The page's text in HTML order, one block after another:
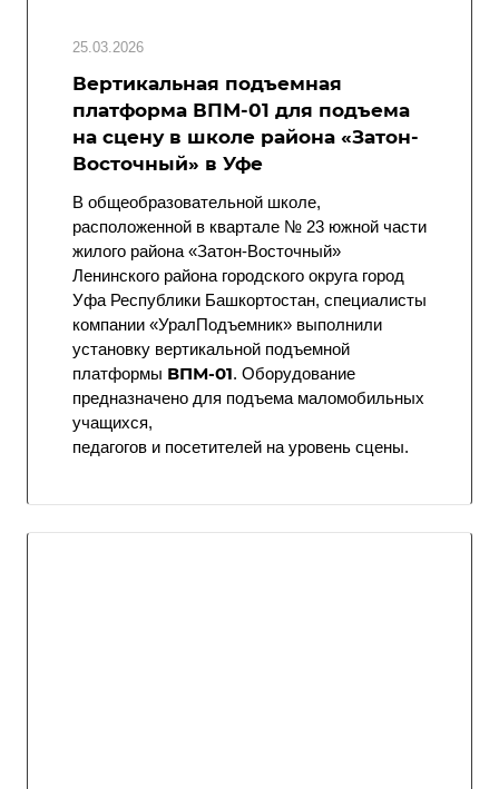
25.03.2026
Вертикальная подъемная
платформа ВПМ-01 для подъема
на сцену в школе района «Затон-
Восточный» в Уфе
В общеобразовательной школе,
расположенной в квартале № 23 южной части
жилого района «Затон-Восточный»
Ленинского района городского округа город
Уфа Республики Башкортостан, специалисты
компании «УралПодъемник» выполнили
установку вертикальной подъемной
платформы ВПМ-01. Оборудование
предназначено для подъема маломобильных
учащихся,
педагогов и посетителей на уровень сцены.